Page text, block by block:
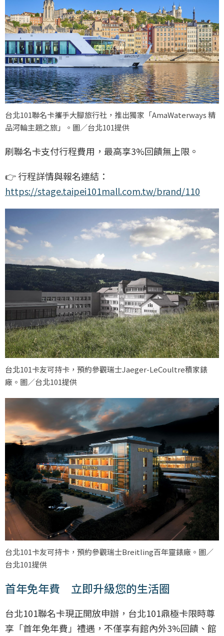
台北101聯名卡攜手大腳旅行社，推出獨家「AmaWaterways 精
品河輪主題之旅」。圖／台北101提供
刷聯名卡支付行程費用，最高享3%回饋無上限。
👉 行程詳情與報名連結：
https://stage.taipei101mall.com.tw/brand/110
台北101卡友可持卡，預約參觀瑞士Jaeger-LeCoultre積家錶
廠。圖／台北101提供
台北101卡友可持卡，預約參觀瑞士Breitling百年靈錶廠。圖／
台北101提供
首年免年費 立即升級您的生活圈
台北101聯名卡現正開放申辦，台北101鼎極卡限時尊
享「首年免年費」禮遇，不僅享有館內外3%回饋、館